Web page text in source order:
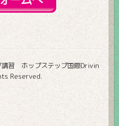
講習 ホップステップ国際Drivin
Reserved.